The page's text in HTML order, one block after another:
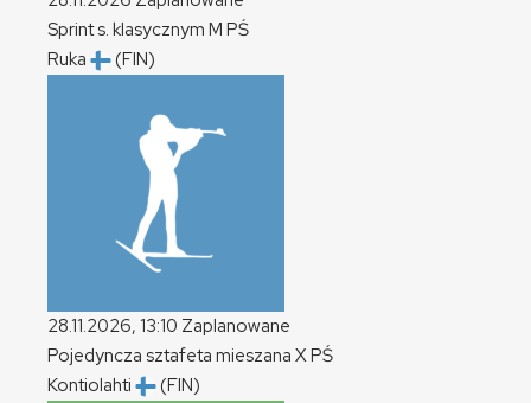
Sprint s. klasycznym M PŚ
Ruka
(FIN)
28.11.2026, 13:10 Zaplanowane
Pojedyncza sztafeta mieszana XPŚ
Kontiolahti
(FIN)